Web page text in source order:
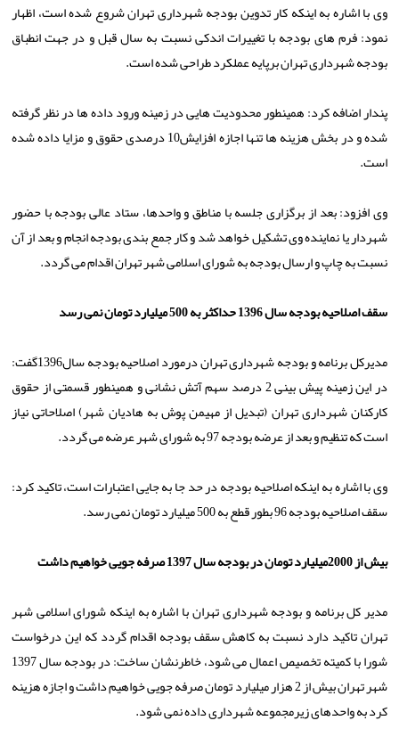
وی با اشاره به اینكه كار تدوین بودجه شهرداری تهران شروع شده است، اظهار
نمود: فرم های بودجه با تغییرات اندكی نسبت به سال قبل و در جهت انطباق
بودجه شهرداری تهران برپایه عملكرد طراحی شده است.
پندار اضافه كرد: همینطور محدودیت هایی در زمینه ورود داده ها در نظر گرفته
شده و در بخش هزینه ها تنها اجازه افزایش10 درصدی حقوق و مزایا داده شده
است.
وی افزود: بعد از برگزاری جلسه با مناطق و واحدها، ستاد عالی بودجه با حضور
شهردار یا نماینده وی تشكیل خواهد شد و كار جمع بندی بودجه انجام و بعد از آن
نسبت به چاپ و ارسال بودجه به شورای اسلامی شهر تهران اقدام می گردد.
سقف اصلاحیه بودجه سال 1396 حداكثر به 500 میلیارد تومان نمی رسد
مدیركل برنامه و بودجه شهرداری تهران درمورد اصلاحیه بودجه سال1396گفت:
در این زمینه پیش بینی 2 درصد سهم آتش نشانی و همینطور قسمتی از حقوق
كاركنان شهرداری تهران (تبدیل از مهیمن پوش به هادیان شهر) اصلاحاتی نیاز
است كه تنظیم و بعد از عرضه بودجه 97 به شورای شهر عرضه می گردد.
وی با اشاره به اینكه اصلاحیه بودجه در حد جا به جایی اعتبارات است، تاكید كرد:
سقف اصلاحیه بودجه 96 بطور قطع به 500 میلیارد تومان نمی رسد.
بیش از 2000میلیارد تومان در بودجه سال 1397 صرفه جویی خواهیم داشت
مدیر كل برنامه و بودجه شهرداری تهران با اشاره به اینكه شورای اسلامی شهر
تهران تاكید دارد نسبت به كاهش سقف بودجه اقدام گردد كه این درخواست
شورا با كمیته تخصیص اعمال می شود، خاطرنشان ساخت: در بودجه سال 1397
شهر تهران بیش از 2 هزار میلیارد تومان صرفه جویی خواهیم داشت و اجازه هزینه
كرد به واحدهای زیرمجموعه شهرداری داده نمی شود.